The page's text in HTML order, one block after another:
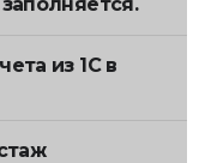
из 1С в